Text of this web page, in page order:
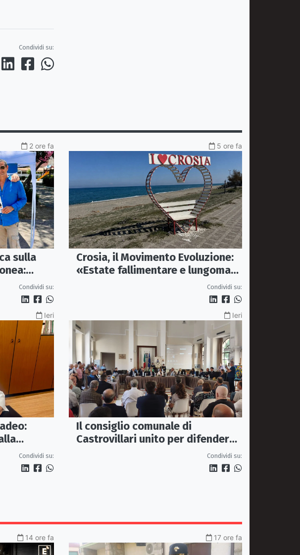
Condividi su:
2 ore fa
sulla
viabilità
Condividi su:
5 ore fa
Crosia, il Movimento Evoluzione:
«Estate fallimentare e lungomare
Condividi su:
Ieri
più
Condividi su:
Ieri
Il consiglio comunale di
Castrovillari unito per difendere
Condividi su:
14 ore fa 17 ore fa